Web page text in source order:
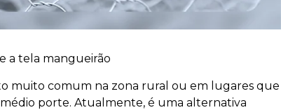
a tela mangueirão
muito comum na zona rural ou em lugares que
porte. Atualmente, é uma alternativa